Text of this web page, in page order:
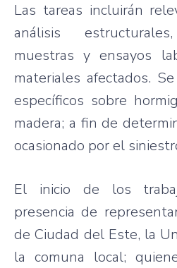
Las tareas incluirán
análisis
muestras y ensayos
materiales afectados.
específicos sobre
madera; a fin de
ocasionado por el
El inicio de los
presencia de
de Ciudad del Este, la
la comuna local;